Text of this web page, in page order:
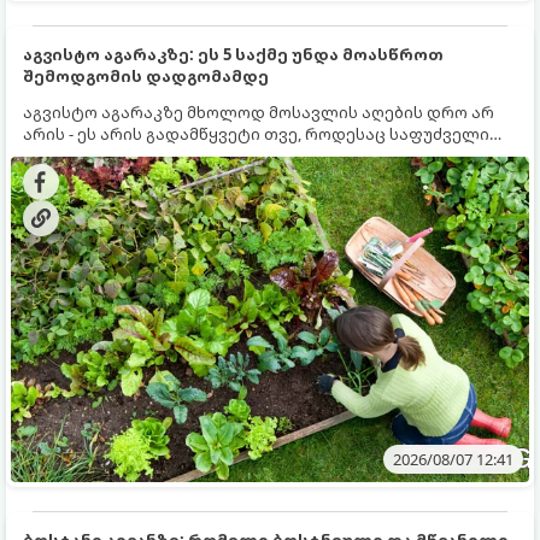
აგვისტო აგარაკზე: ეს 5 საქმე უნდა მოასწროთ
შემოდგომის დადგომამდე
აგვისტო აგარაკზე მხოლოდ მოსავლის აღების დრო არ
არის - ეს არის გადამწყვეტი თვე, როდესაც საფუძველი
ეყრება მომავალი წლის მოსავალს და ბაღი მზადდება
შემოდგომა-ზამთრის სეზონისთვის. იმისათვის, რომ
ნიადაგმა ენერგია აღიდგინოს, ხოლო მცენარეებმა
ზამთარს გაუძლონ, აგვისტოს ბოლომდე 5
მნიშვნელოვანი საქმის გაკეთება უნდა მოასწროთ:
2026/08/07 12:41